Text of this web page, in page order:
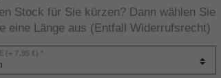
Stock für Sie kürzen? Dann wählen Sie
eine Länge aus (Entfall Widerrufsrecht)
(+ 7,95 €) *